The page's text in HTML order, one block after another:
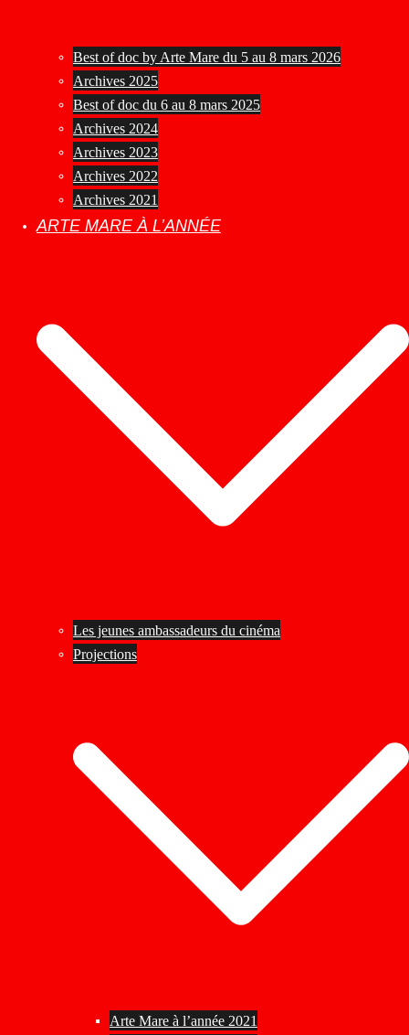
Best of doc by Arte Mare du 5 au 8 mars 2026
Archives 2025
Best of doc du 6 au 8 mars 2025
Archives 2024
Archives 2023
Archives 2022
Archives 2021
ARTE MARE À L’ANNÉE
Les jeunes ambassadeurs du cinéma
Projections
Arte Mare à l’année 2021